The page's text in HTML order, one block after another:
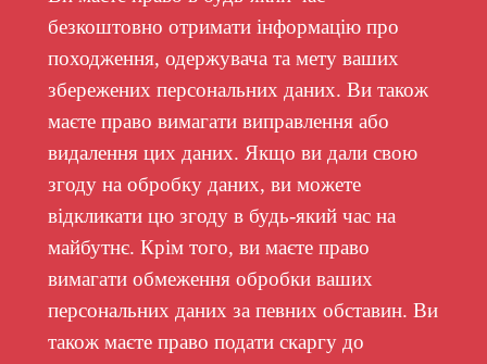
безкоштовно отримати інформацію про
походження, одержувача та мету ваших
збережених персональних даних. Ви також
маєте право вимагати виправлення або
видалення цих даних. Якщо ви дали свою
згоду на обробку даних, ви можете
відкликати цю згоду в будь-який час на
майбутнє. Крім того, ви маєте право
вимагати обмеження обробки ваших
персональних даних за певних обставин. Ви
також маєте право подати скаргу до